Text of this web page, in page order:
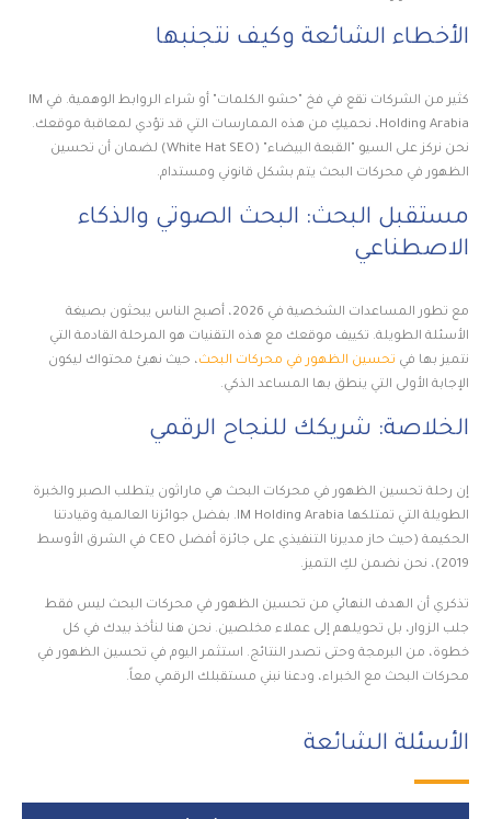
الأخطاء الشائعة وكيف نتجنبها
كثير من الشركات تقع في فخ "حشو الكلمات" أو شراء الروابط الوهمية. في IM
Holding Arabia، نحميكِ من هذه الممارسات التي قد تؤدي لمعاقبة موقعك.
نحن نركز على السيو "القبعة البيضاء" (White Hat SEO) لضمان أن تحسين
الظهور في محركات البحث يتم بشكل قانوني ومستدام.
مستقبل البحث: البحث الصوتي والذكاء
الاصطناعي
مع تطور المساعدات الشخصية في 2026، أصبح الناس يبحثون بصيغة
الأسئلة الطويلة. تكييف موقعك مع هذه التقنيات هو المرحلة القادمة التي
نتميز بها في تحسين الظهور في محركات البحث، حيث نهيئ محتواك ليكون
الإجابة الأولى التي ينطق بها المساعد الذكي.
الخلاصة: شريكك للنجاح الرقمي
إن رحلة تحسين الظهور في محركات البحث هي ماراثون يتطلب الصبر والخبرة
الطويلة التي تمتلكها IM Holding Arabia. بفضل جوائزنا العالمية وقيادتنا
الحكيمة (حيث حاز مديرنا التنفيذي على جائزة أفضل CEO في الشرق الأوسط
2019)، نحن نضمن لكِ التميز.
تذكري أن الهدف النهائي من تحسين الظهور في محركات البحث ليس فقط
جلب الزوار، بل تحويلهم إلى عملاء مخلصين. نحن هنا لنأخذ بيدك في كل
خطوة، من البرمجة وحتى تصدر النتائج. استثمر اليوم في تحسين الظهور في
محركات البحث مع الخبراء، ودعنا نبني مستقبلك الرقمي معاً.
الأسئلة الشائعة